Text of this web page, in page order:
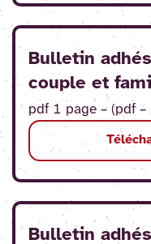
Bulletin
couple et
pdf 1 page – (pdf
Bulletin